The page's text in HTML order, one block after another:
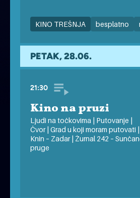
KINO TREŠNJA besplatno
pet friendly
PETAK, 28.06.
21:30
Kino na pruzi
Ljudi na točkovima | Putovanje |
Čvor | Grad u koji moram putovati |
Knin – Zadar | Žurnal 242 –
pruge